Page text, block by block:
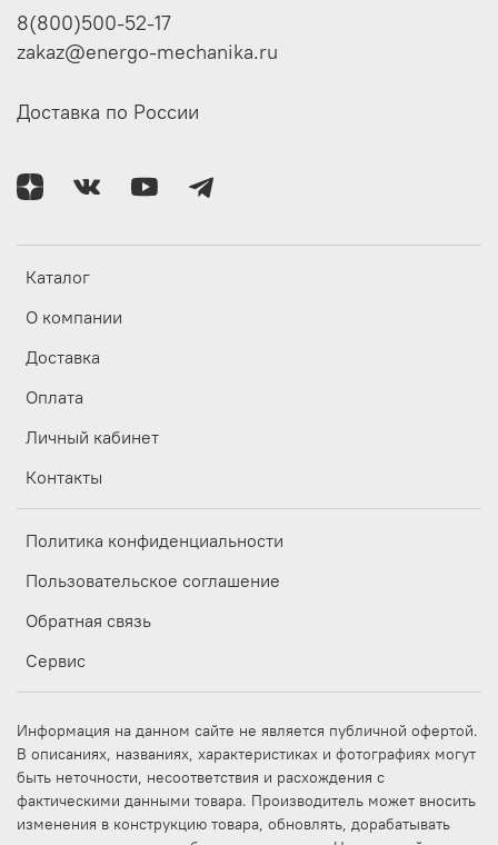
Каталог
О компании
Доставка
Оплата
Личный кабинет
Контакты
Политика конфиденциальности
Пользовательское соглашение
Обратная связь
Сервис
8(800)500-52-17
zakaz@energo-mechanika.ru
Доставка по России
Информация на данном сайте не является публичной офертой.
В описаниях, названиях, характеристиках и фотографиях могут
быть неточности, несоответствия и расхождения с
фактическими данными товара. Производитель может вносить
изменения в конструкцию товара, обновлять, дорабатывать